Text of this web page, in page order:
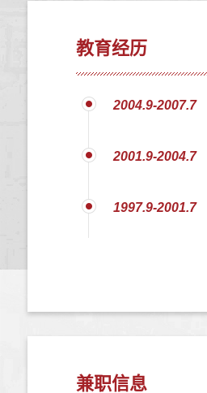
教育经历
2004.9-2007.7
2001.9-2004.7
1997.9-2001.7
兼职信息